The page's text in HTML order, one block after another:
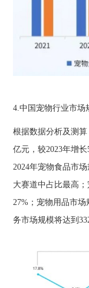
4.中国宠物行业市场
根据数据分析及测
亿元，较2023年增长
2024年宠物食品市
大赛道中占比最高
27%；宠物用品市
务市场规模将达到